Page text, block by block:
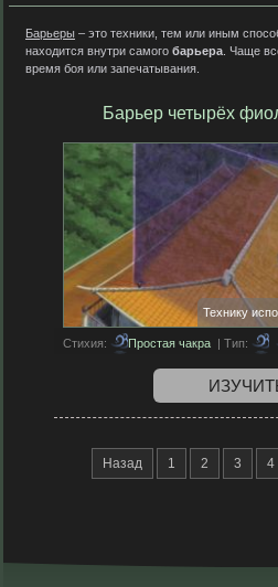
Барьеры – это техники, тем или иным
находится внутри самого барьера . Чаще
время боя или запечатывания.
Барьер четырёх
Технику
Стихия: Простая чакра | Тип:
Назад 1 2 3 4